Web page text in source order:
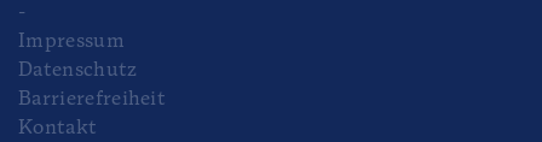
-
Impressum
Datenschutz
Barrierefreiheit
Kontakt